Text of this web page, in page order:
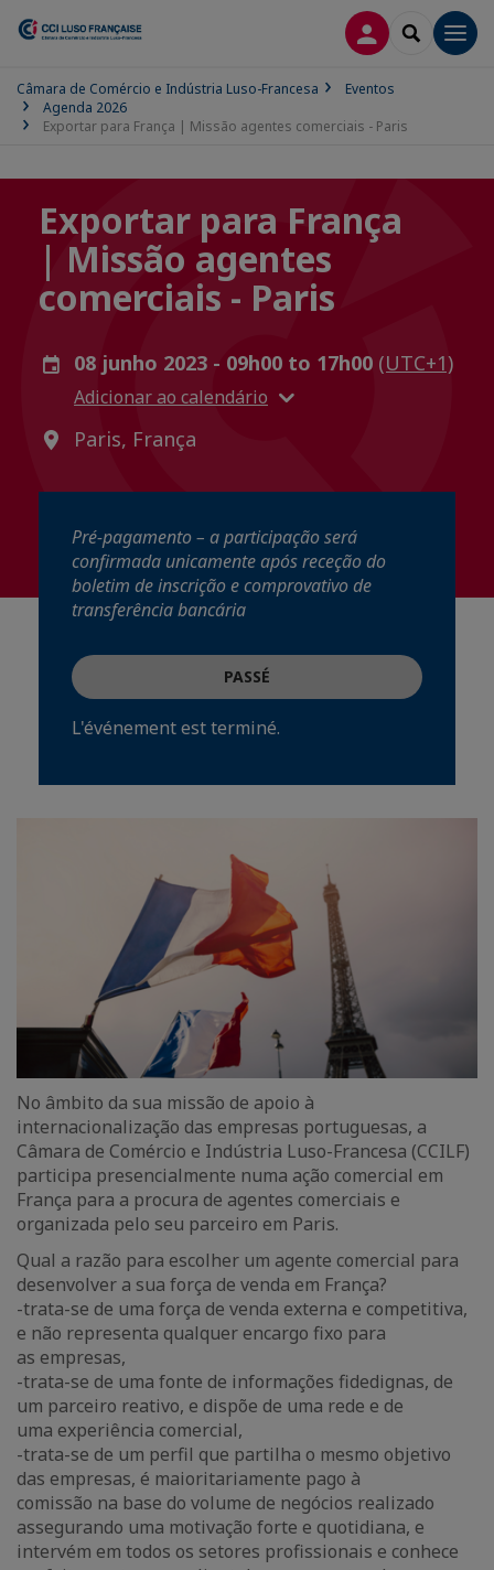
CONEXÃOSEARCH
Câmara de Comércio e Indústria Luso-Francesa
Eventos
Agenda 2026
Exportar para França | Missão agentes comerciais - Paris
Exportar para França
| Missão agentes
comerciais - Paris
08 junho 2023 - 09h00 to 17h00 (UTC+1)
Adicionar ao calendário
Paris, França
Pré-pagamento – a participação será
confirmada unicamente após receção do
boletim de inscrição e comprovativo de
transferência bancária
PASSÉ
L'événement est terminé.
No âmbito da sua missão de apoio à
internacionalização das empresas portuguesas, a
Câmara de Comércio e Indústria Luso-Francesa (CCILF)
participa presencialmente numa ação comercial em
França para a procura de agentes comerciais e
organizada pelo seu parceiro em Paris.
Qual a razão para escolher um agente comercial para
desenvolver a sua força de venda em França?
-trata-se de uma força de venda externa e competitiva,
e não representa qualquer encargo fixo para
as empresas,
-trata-se de uma fonte de informações fidedignas, de
um parceiro reativo, e dispõe de uma rede e de
uma experiência comercial,
-trata-se de um perfil que partilha o mesmo objetivo
das empresas, é maioritariamente pago à
comissão na base do volume de negócios realizado
assegurando uma motivação forte e quotidiana, e
intervém em todos os setores profissionais e conhece